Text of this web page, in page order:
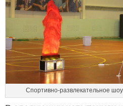
Спортивно-развлекательное